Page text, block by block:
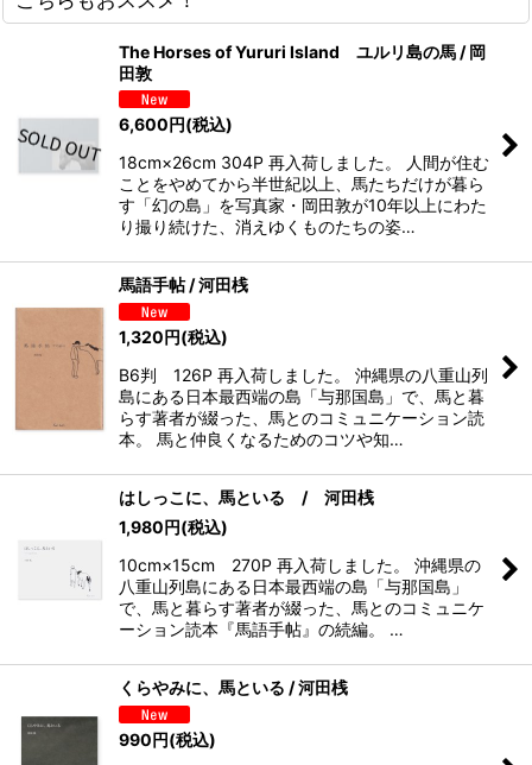
The Horses of Yururi Island ユルリ島の馬 / 岡
田敦
6,600円(税込)
18cm×26cm 304P 再入荷しました。 人間が住む
ことをやめてから半世紀以上、馬たちだけが暮ら
す「幻の島」を写真家・岡田敦が10年以上にわた
り撮り続けた、消えゆくものたちの姿…
馬語手帖 / 河田桟
1,320円(税込)
B6判 126P 再入荷しました。 沖縄県の八重山列
島にある日本最西端の島「与那国島」で、馬と暮
らす著者が綴った、馬とのコミュニケーション読
本。 馬と仲良くなるためのコツや知…
はしっこに、馬といる / 河田桟
1,980円(税込)
10cm×15cm 270P 再入荷しました。 沖縄県の
八重山列島にある日本最西端の島「与那国島」
で、馬と暮らす著者が綴った、馬とのコミュニケ
ーション読本『馬語手帖』の続編。 …
くらやみに、馬といる / 河田桟
990円(税込)